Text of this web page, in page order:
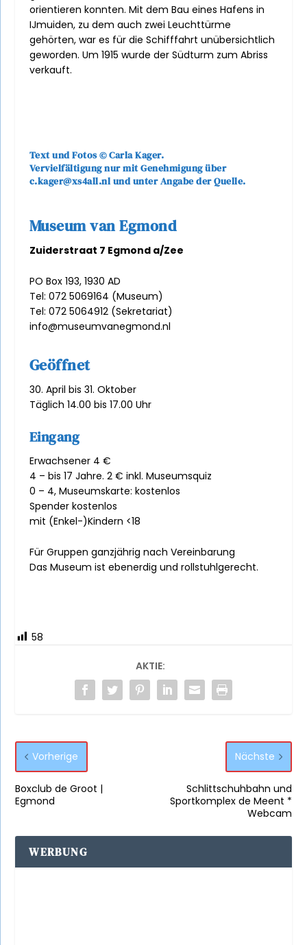
orientieren konnten. Mit dem Bau eines Hafens in
IJmuiden, zu dem auch zwei Leuchttürme
gehörten, war es für die Schifffahrt unübersichtlich
geworden. Um 1915 wurde der Südturm zum Abriss
verkauft.
Text und Fotos © Carla Kager.
Vervielfältigung nur mit Genehmigung über
c.kager@xs4all.nlund unter Angabe der Quelle.
Museum van Egmond
Zuiderstraat 7 Egmond a/Zee
PO Box 193, 1930 AD
Tel: 072 5069164 (Museum)
Tel: 072 5064912 (Sekretariat)
info@museumvanegmond.nl
Geöffnet
30. April bis 31. Oktober
Täglich 14.00 bis 17.00 Uhr
Eingang
Erwachsener 4 €
4 – bis 17 Jahre. 2 € inkl. Museumsquiz
0 – 4, Museumskarte: kostenlos
Spender kostenlos
mit (Enkel-)Kindern <18
Für Gruppen ganzjährig nach Vereinbarung
Das Museum ist ebenerdig und rollstuhlgerecht.
58
AKTIE:
Vorherige
Boxclub de Groot |
Egmond
Nächste
Schlittschuhbahn und
Sportkomplex de Meent *
Webcam
WERBUNG